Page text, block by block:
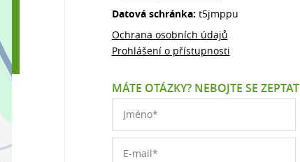
Datová schránka: t5jmppu
Ochrana osobních údajů
Prohlášení o přístupnosti
MÁTE OTÁZKY? NEBOJTE SE ZEPTAT